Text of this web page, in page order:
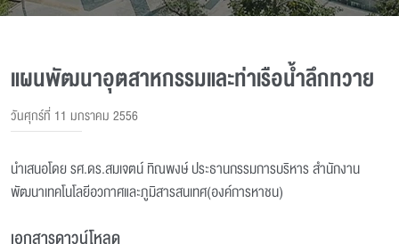
แผนพัฒนาอุตสาหกรรมและท่าเรือน้ำลึกทวาย
วันศุกร์ที่ 11 มกราคม 2556
นำเสนอโดย รศ.ดร.สมเจตน์ ทิณพงษ์ ประธานกรรมการบริหาร สำนักงาน
พัฒนาเทคโนโลยีอวกาศและภูมิสารสนเทศ(องค์การหาชน)